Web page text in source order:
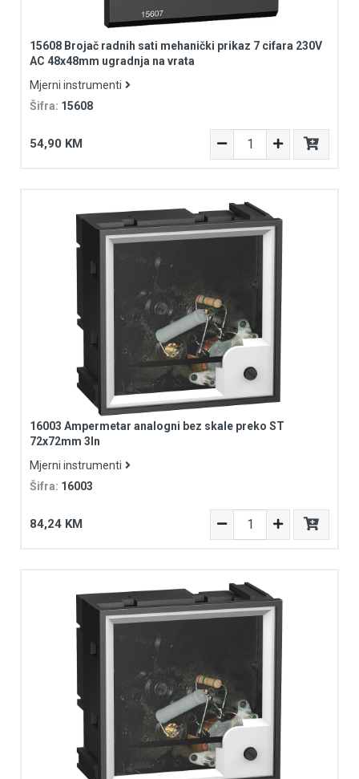
15608 Brojač radnih sati mehanički prikaz 7 cifara 230V
AC 48x48mm ugradnja na vrata
Mjerni instrumenti
Šifra: 15608
54,90 KM
16003 Ampermetar analogni bez skale preko ST
72x72mm 3In
Mjerni instrumenti
Šifra: 16003
84,24 KM